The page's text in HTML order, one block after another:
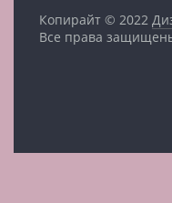
Копирайт © 2022
Все права